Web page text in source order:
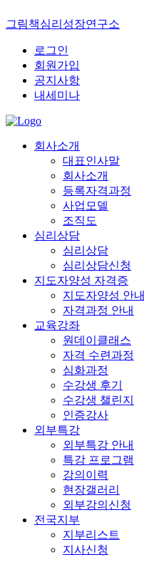
그림책심리성장연구소
로그인
회원가입
공지사항
내세미나
회사소개
대표인사말
회사소개
등록자격과정
사업모델
조직도
심리상담
심리상담
심리상담신청
지도자양성 자격증
지도자양성 안내
자격과정 안내
교육강좌
원데이클래스
자격 수련과정
심화과정
수강생 후기
수강생 챌린지
인증강사
외부특강
외부특강 안내
특강 프로그램
강의이력
현장갤러리
외부강의신청
전국지부
지부리스트
지사신청